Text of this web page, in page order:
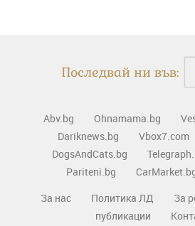
Последвай ни във:
Abv.bg Ohnamama.bg
Dariknews.bg
Vbox7.com
DogsAndCats.bg
Pariteni.bg
За нас
Политика ЛД За
публикации